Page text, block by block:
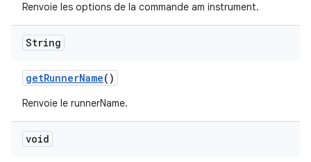
Renvoie les options de la commande am instrument.
String
getRunnerName()
Renvoie le runnerName.
void